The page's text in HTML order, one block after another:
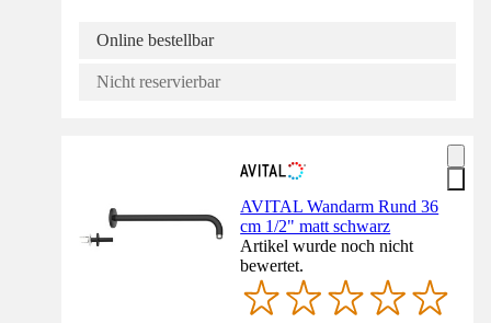
Online bestellbar
Nicht reservierbar
AVITAL Wandarm Rund 36
cm 1/2" matt schwarz
Artikel wurde noch nicht
bewertet.